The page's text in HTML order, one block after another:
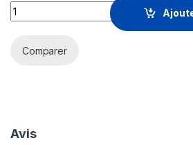
Prix Sacoche Rivacase Anvik 7921
Comparer
Avis